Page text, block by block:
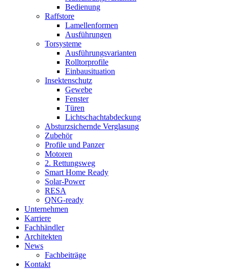
Bedienung
Raffstore
Lamellenformen
Ausführungen
Torsysteme
Ausführungsvarianten
Rolltorprofile
Einbausituation
Insektenschutz
Gewebe
Fenster
Türen
Lichtschachtabdeckung
Absturzsichernde Verglasung
Zubehör
Profile und Panzer
Motoren
2. Rettungsweg
Smart Home Ready
Solar-Power
RESA
QNG-ready
Unternehmen
Karriere
Fachhändler
Architekten
News
Fachbeiträge
Kontakt